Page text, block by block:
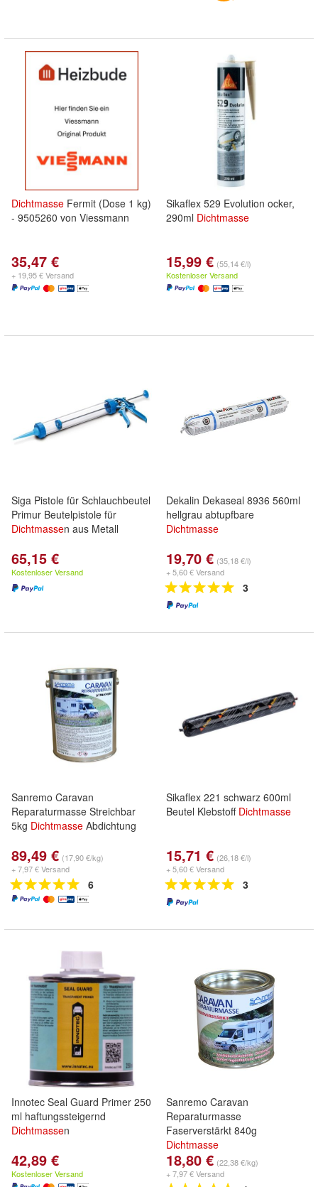
Dichtmasse Fermit (Dose 1 kg)
- 9505260 von Viessmann
35,47 €
+ 19,95 € Versand
Sikaflex 529 Evolution ocker,
290ml Dichtmasse
15,99 € (55,14 €/l)
Kostenloser Versand
Siga Pistole für Schlauchbeutel
Primur Beutelpistole für
Dichtmassen aus Metall
65,15 €
Kostenloser Versand
Dekalin Dekaseal 8936 560ml
hellgrau abtupfbare
Dichtmasse
19,70 € (35,18 €/l)
+ 5,60 € Versand
3
Sanremo Caravan
Reparaturmasse Streichbar
5kg Dichtmasse Abdichtung
89,49 € (17,90 €/kg)
+ 7,97 € Versand
6
Sikaflex 221 schwarz 600ml
Beutel Klebstoff Dichtmasse
15,71 € (26,18 €/l)
+ 5,60 € Versand
3
Innotec Seal Guard Primer 250
ml haftungssteigernd
Dichtmassen
42,89 €
Kostenloser Versand
Sanremo Caravan
Reparaturmasse
Faserverstärkt 840g
Dichtmasse
18,80 € (22,38 €/kg)
+ 7,97 € Versand